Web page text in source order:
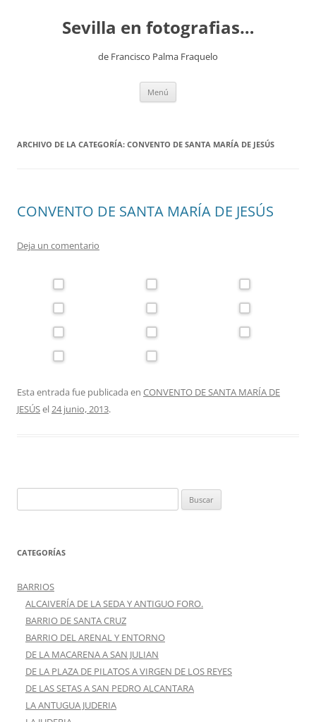
contenidoSevilla en fotografias…
de Francisco Palma Fraquelo
Menú
ARCHIVO DE LA CATEGORÍA: CONVENTO DE SANTA MARÍA DE JESÚS
CONVENTO DE SANTA MARÍA DE JESÚS
Deja un comentario
Esta entrada fue publicada en CONVENTO DE SANTA MARÍA DE
JESÚSel24 junio, 2013.
CATEGORÍAS
BARRIOS
ALCAIVERÍA DE LA SEDA Y ANTIGUO FORO.
BARRIO DE SANTA CRUZ
BARRIO DEL ARENAL Y ENTORNO
DE LA MACARENA A SAN JULIAN
DE LA PLAZA DE PILATOS A VIRGEN DE LOS REYES
DE LAS SETAS A SAN PEDRO ALCANTARA
LA ANTUGUA JUDERIA